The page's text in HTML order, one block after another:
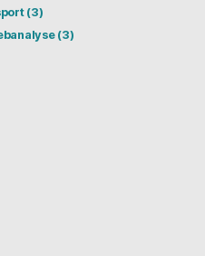
(3)
(3)